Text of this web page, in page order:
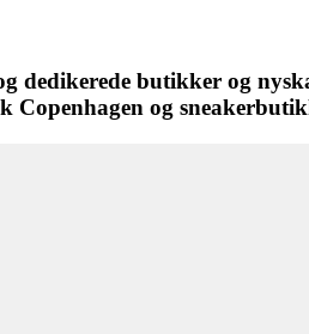
dedikerede butikker og
og